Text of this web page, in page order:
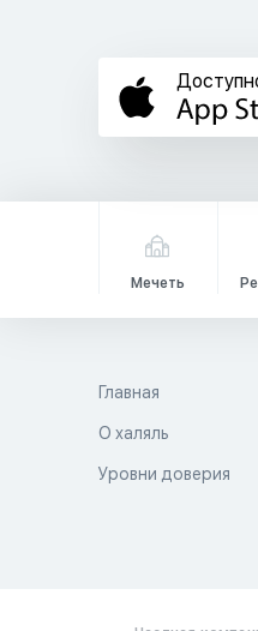
Мечеть
Главная
О халяль
Уровни доверия